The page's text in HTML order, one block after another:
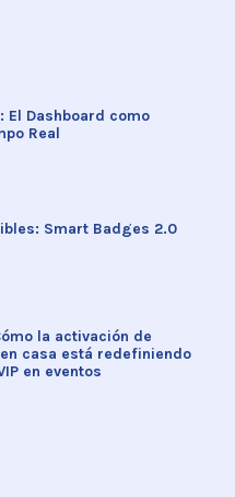
El Dashboard como
Real
Smart Badges 2.0
la activación de
casa está redefiniendo
en eventos